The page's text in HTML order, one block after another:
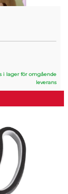
i lager för omgående
leverans